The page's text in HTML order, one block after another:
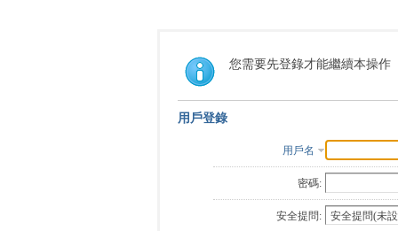
您需要先登錄才能繼續本操作
用戶登錄
用戶名
密碼:
安全提問: